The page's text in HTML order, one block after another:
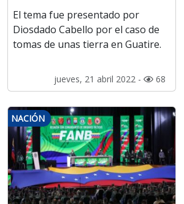
El tema fue presentado por
Diosdado Cabello por el caso de
tomas de unas tierra en Guatire.
jueves, 21 abril 2022 - 68
NACIÓN